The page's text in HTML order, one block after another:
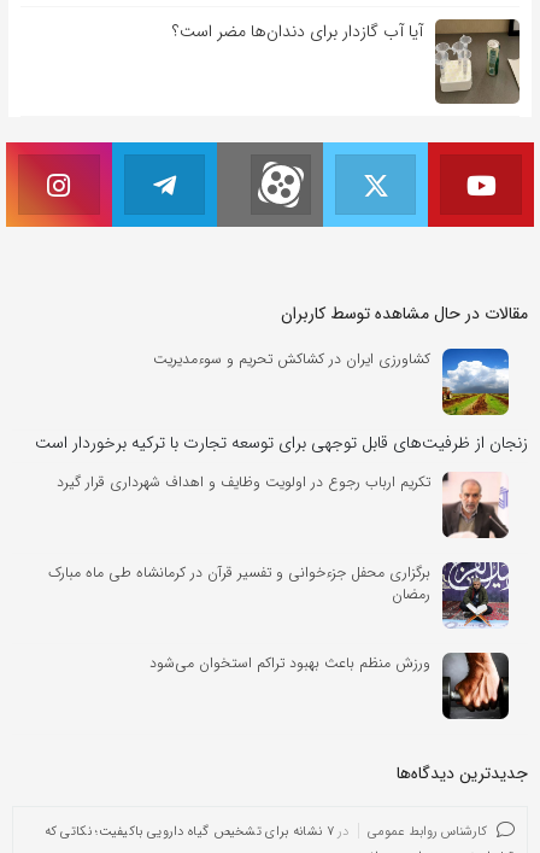
آیا آب گازدار برای دندان‌ها مضر است؟
مقالات در حال مشاهده توسط کاربران
کشاورزی ایران در کشاکش تحریم و سوءمدیریت
زنجان از ظرفیت‌های قابل توجهی برای توسعه تجارت با ترکیه برخوردار است
تکریم ارباب رجوع در اولویت وظایف و اهداف شهرداری قرار گیرد
برگزاری محفل جزءخوانی و تفسیر قرآن در کرمانشاه طی ماه مبارک
رمضان
ورزش منظم باعث بهبود تراکم استخوان می‌شود
جدیدترین دیدگاه‌‌ها
کارشناس روابط عمومی در
۷ نشانه برای تشخیص گیاه دارویی باکیفیت؛ نکاتی که